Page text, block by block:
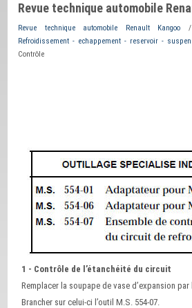
Revue technique automobile
Revue technique automobile Renault Kangoo
Refroidissement - echappement - reservoir -
Contrôle
1 - Contrôle de l’étanchéité du circuit
Remplacer la soupape de vase d’expansion par
Brancher sur celui-ci l’outil M.S. 554-07.